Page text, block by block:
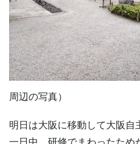
周辺の写真）
明日は大阪に移動して大阪自